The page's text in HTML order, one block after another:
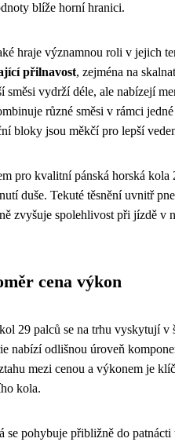
blíže horní hranici.
hraje významnou roli v jejich
přilnavost, zejména na
směsi vydrží déle, ale nabízejí
různé směsi v rámci
bloky jsou měkčí pro lepší
pro kvalitní pánská horská
duše. Tekuté těsnění uvnitř
zvyšuje spolehlivost při jízdě v
cena výkon
29 palců se na trhu vyskytují v
nabízí odlišnou úroveň
mezi cenou a výkonem je
kola.
se pohybuje přibližně do patnácti